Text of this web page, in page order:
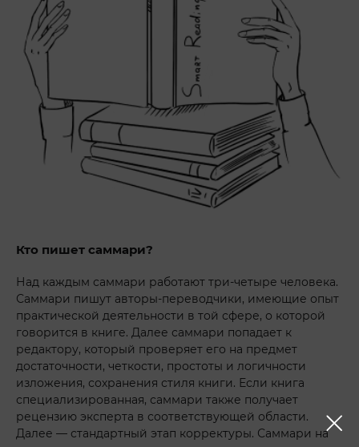
Кто пишет саммари?
Над каждым саммари работают три-четыре человека.
Саммари пишут авторы-переводчики, имеющие опыт
практической деятельности в той сфере, о которой
говорится в книге. Далее саммари попадает к
редактору, который проверяет его на предмет
достаточности, четкости, простоты и логичности
изложения, сохранения стиля книги. Если книга
специализированная, саммари также получает
рецензию эксперта в соответствующей области.
Далее — стандартный этап корректуры. Саммари на